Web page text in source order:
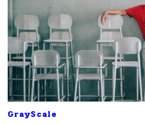
GrayScale